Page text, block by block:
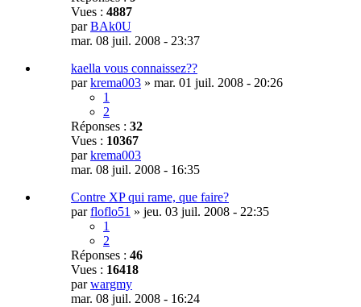
Vues : 4887
parBAk0U
mar. 08 juil. 2008 - 23:37
kaella vous connaissez??
parkrema003 » mar. 01 juil. 2008 - 20:26
1
2
Réponses : 32
Vues : 10367
parkrema003
mar. 08 juil. 2008 - 16:35
Contre XP qui rame, que faire?
parfloflo51 » jeu. 03 juil. 2008 - 22:35
1
2
Réponses : 46
Vues : 16418
parwargmy
mar. 08 juil. 2008 - 16:24